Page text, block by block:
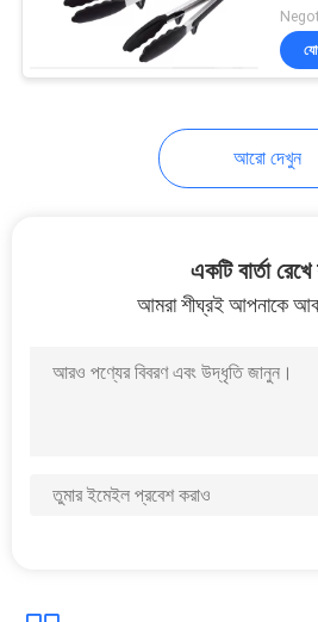
রান্নাঘর খাদ্য
ফেলুন
আরো দেখুন
একটি বার্তা রেখে
আমরা শীঘ্রই আপনাকে